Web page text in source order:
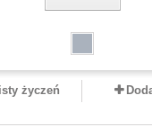
życzeń